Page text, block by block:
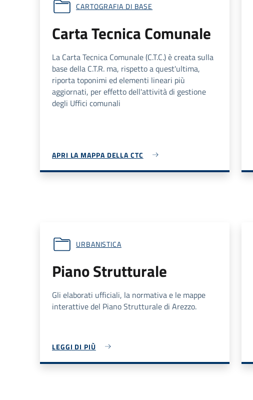
CARTOGRAFIA DI BASE
Carta Tecnica Comunale
La Carta Tecnica Comunale (C.T.C.) è creata sulla
base della C.T.R. ma, rispetto a quest'ultima,
riporta toponimi ed elementi lineari più
aggiornati, per effetto dell'attività di gestione
degli Uffici comunali
APRI LA MAPPA DELLA CTC
URBANISTICA
Piano Strutturale
Gli elaborati ufficiali, la normativa e le mappe
interattive del Piano Strutturale di Arezzo.
LEGGI DI PIÙ